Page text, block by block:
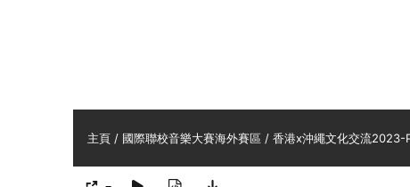
主頁 / 國際聯校音樂大賽海外賽區 / 香港x沖繩文化交流2023-